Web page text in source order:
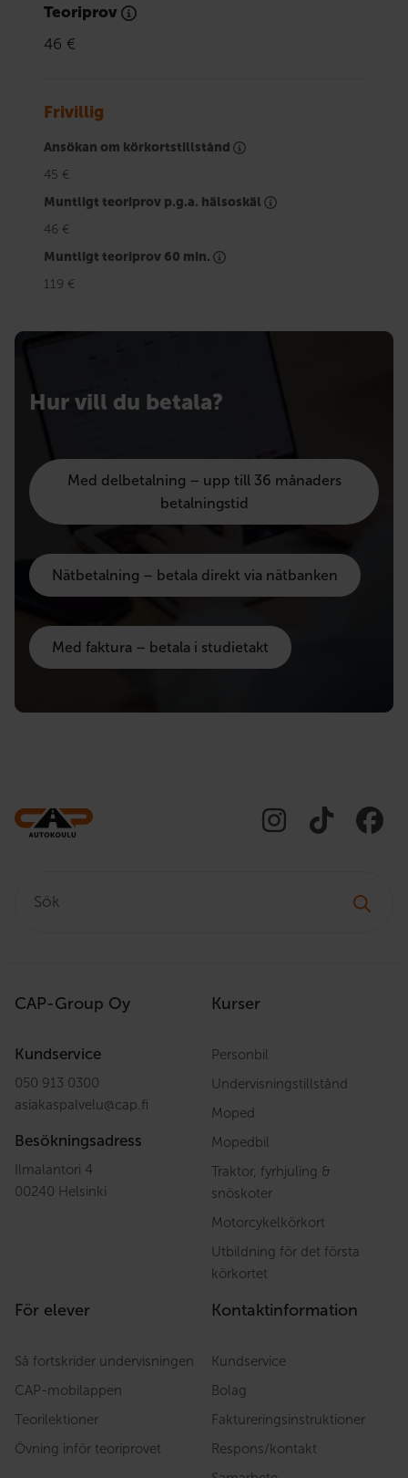
Teoriprov
46 €
Frivillig
Ansökan om körkortstillstånd
45 €
Muntligt teoriprov p.g.a. hälsoskäl
46 €
Muntligt teoriprov 60 min.
119 €
Hur vill du betala?
Med delbetalning – upp till 36 månaders
betalningstid
Nätbetalning – betala direkt via nätbanken
Med faktura – betala i studietakt
CAP-Group Oy
Kundservice
050 913 0300
asiakaspalvelu@cap.fi
Besökningsadress
Ilmalantori 4
00240 Helsinki
Kurser
Personbil
Undervisningstillstånd
Moped
Mopedbil
Traktor, fyrhjuling &
snöskoter
Motorcykelkörkort
Utbildning för det första
körkortet
För elever
Så fortskrider undervisningen
CAP-mobilappen
Teorilektioner
Övning inför teoriprovet
Kontaktinformation
Kundservice
Bolag
Faktureringsinstruktioner
Respons/kontakt